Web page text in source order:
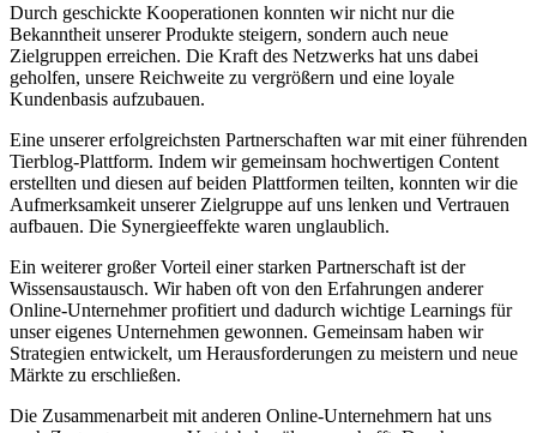
Durch geschickte Kooperationen konnten‍ wir ‍nicht nur die
Bekanntheit unserer Produkte steigern, sondern auch neue
Zielgruppen erreichen. Die Kraft des Netzwerks hat uns ​dabei
geholfen, unsere Reichweite zu vergrößern und eine loyale
Kundenbasis aufzubauen.
Eine unserer erfolgreichsten Partnerschaften war mit einer führenden
⁣Tierblog-Plattform. Indem wir gemeinsam hochwertigen Content
erstellten und diesen auf beiden Plattformen teilten, konnten wir die‍
Aufmerksamkeit unserer‌ Zielgruppe auf‌ uns lenken und Vertrauen
aufbauen. ⁣Die Synergieeffekte waren ​unglaublich.
Ein weiterer großer Vorteil einer‌ starken Partnerschaft ist der
Wissensaustausch.⁤ Wir haben oft von den Erfahrungen anderer
Online-Unternehmer profitiert und dadurch ​wichtige Learnings für
unser ⁤eigenes⁢ Unternehmen gewonnen. Gemeinsam haben⁣ wir
⁢Strategien entwickelt, ‌um Herausforderungen zu meistern und neue
Märkte zu erschließen.
Die Zusammenarbeit mit anderen Online-Unternehmern hat⁢ uns